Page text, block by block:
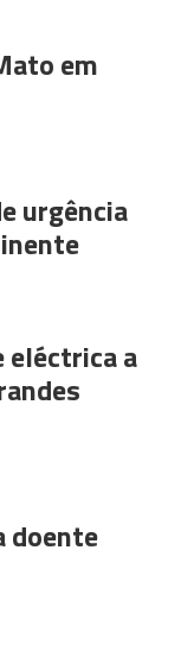
em
urgência
a
doente